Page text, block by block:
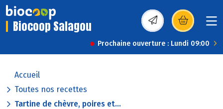
Biocoop Salagou (s’ouvre dans une
Prochaine ouverture : Lundi 09:00
Accueil
Toutes nos recettes
Tartine de chèvre, poires et...